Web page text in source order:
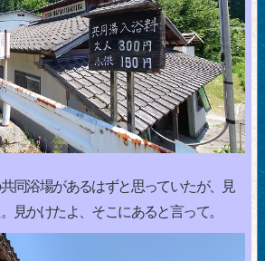
同浴場があるはずと思っていたが、見
見かけたよ、そこにあると言って。